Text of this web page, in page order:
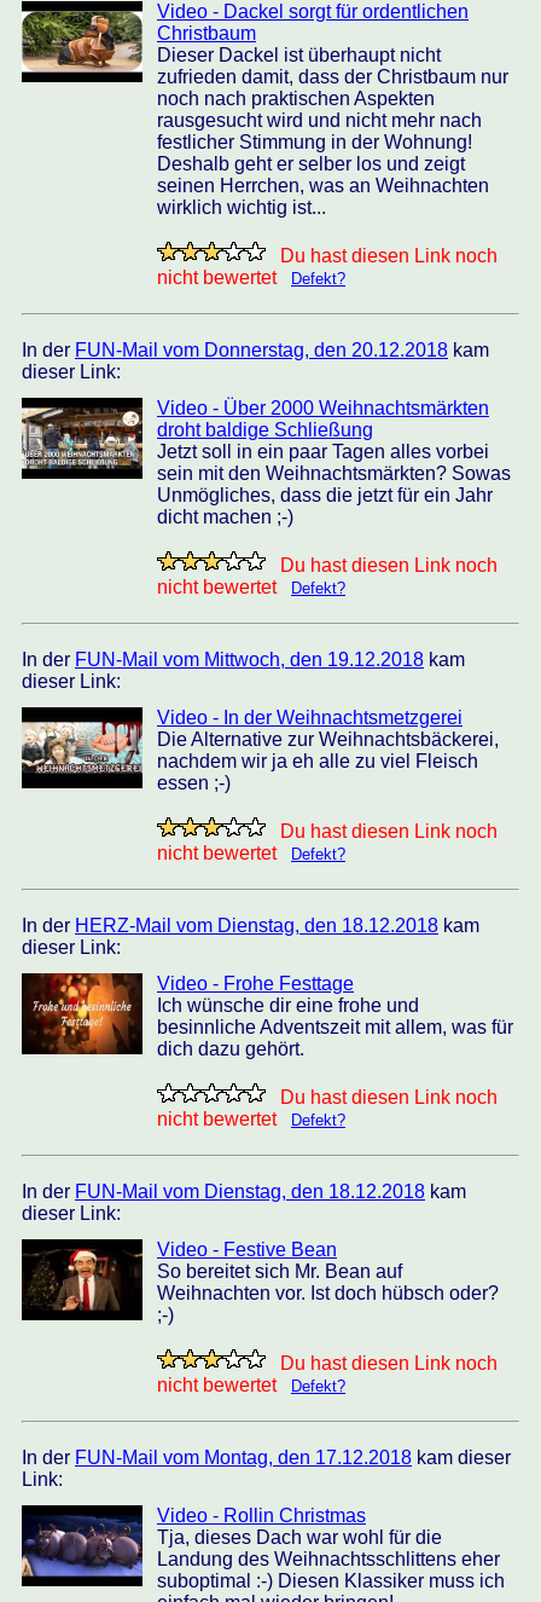
Video - Dackel sorgt für ordentlichen
Christbaum
Dieser Dackel ist überhaupt nicht
zufrieden damit, dass der Christbaum nur
noch nach praktischen Aspekten
rausgesucht wird und nicht mehr nach
festlicher Stimmung in der Wohnung!
Deshalb geht er selber los und zeigt
seinen Herrchen, was an Weihnachten
wirklich wichtig ist...
Du hast diesen Link noch
nicht bewertet
Defekt?
In der FUN-Mail vom Donnerstag, den 20.12.2018 kam
dieser Link:
Video - Über 2000 Weihnachtsmärkten
droht baldige Schließung
Jetzt soll in ein paar Tagen alles vorbei
sein mit den Weihnachtsmärkten? Sowas
Unmögliches, dass die jetzt für ein Jahr
dicht machen ;-)
Du hast diesen Link noch
nicht bewertet
Defekt?
In der FUN-Mail vom Mittwoch, den 19.12.2018 kam
dieser Link:
Video - In der Weihnachtsmetzgerei
Die Alternative zur Weihnachtsbäckerei,
nachdem wir ja eh alle zu viel Fleisch
essen ;-)
Du hast diesen Link noch
nicht bewertet
Defekt?
In der HERZ-Mail vom Dienstag, den 18.12.2018 kam
dieser Link:
Video - Frohe Festtage
Ich wünsche dir eine frohe und
besinnliche Adventszeit mit allem, was für
dich dazu gehört.
Du hast diesen Link noch
nicht bewertet
Defekt?
In der FUN-Mail vom Dienstag, den 18.12.2018 kam
dieser Link:
Video - Festive Bean
So bereitet sich Mr. Bean auf
Weihnachten vor. Ist doch hübsch oder?
;-)
Du hast diesen Link noch
nicht bewertet
Defekt?
In der FUN-Mail vom Montag, den 17.12.2018 kam dieser
Link:
Video - Rollin Christmas
Tja, dieses Dach war wohl für die
Landung des Weihnachtsschlittens eher
suboptimal :-) Diesen Klassiker muss ich